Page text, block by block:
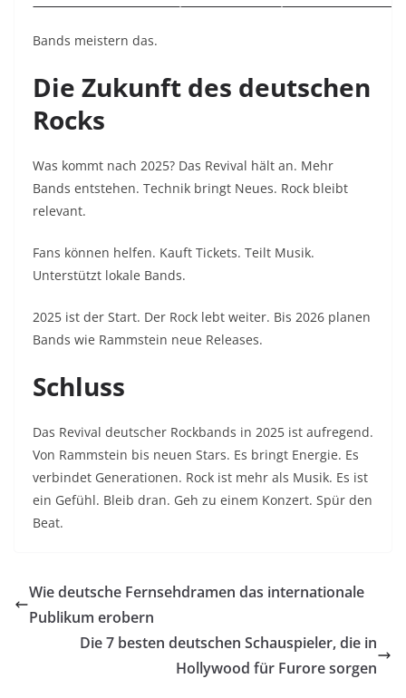
Bands meistern das.
Die Zukunft des deutschen
Rocks
Was kommt nach 2025? Das Revival hält an. Mehr
Bands entstehen. Technik bringt Neues. Rock bleibt
relevant.
Fans können helfen. Kauft Tickets. Teilt Musik.
Unterstützt lokale Bands.
2025 ist der Start. Der Rock lebt weiter. Bis 2026 planen
Bands wie Rammstein neue Releases.
Schluss
Das Revival deutscher Rockbands in 2025 ist aufregend.
Von Rammstein bis neuen Stars. Es bringt Energie. Es
verbindet Generationen. Rock ist mehr als Musik. Es ist
ein Gefühl. Bleib dran. Geh zu einem Konzert. Spür den
Beat.
Wie deutsche Fernsehdramen das internationale
Publikum erobern
Die 7 besten deutschen Schauspieler, die in
Hollywood für Furore sorgen